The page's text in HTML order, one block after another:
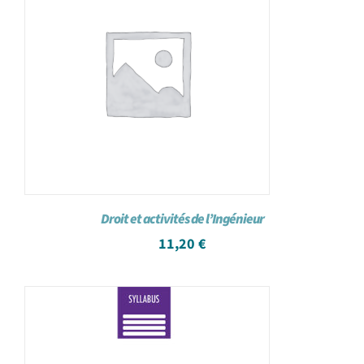
Droit et activités de l’Ingénieur
11,20 €